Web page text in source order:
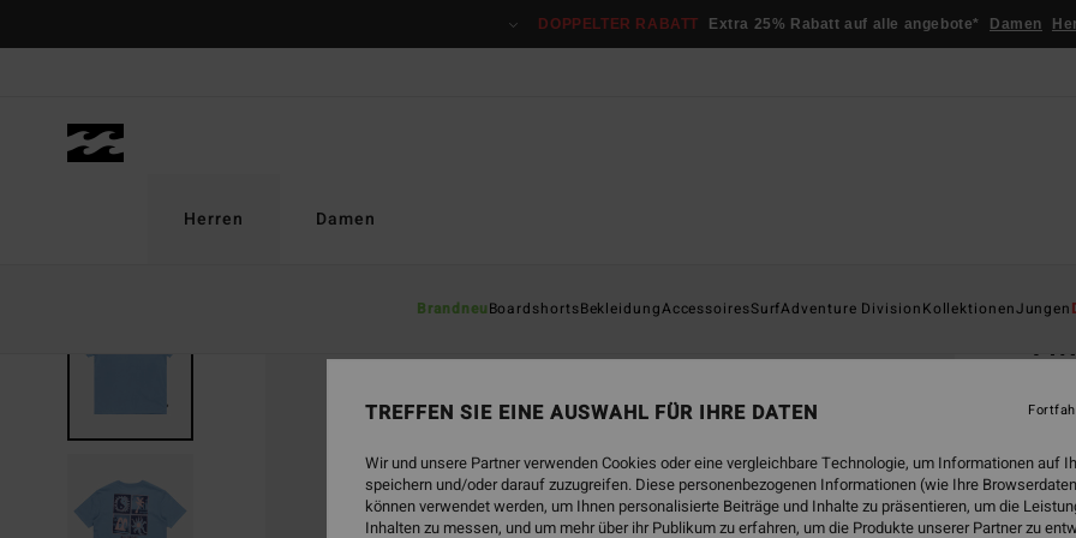
DOPPELTER RABATT Extra 25% Rabatt auf alle angebote* Damen
Herren
BrandneuBoardshortsBekleidungAccessoiresSurfAdventure DivisionKollektionenJungen
Damen
TREFFEN SIE EINE AUSWAHL FÜR IHRE DATEN
Wir und unsere Partner verwenden Cookies oder eine vergleichbare Technologie, um Informationen auf
speichern und/oder darauf zuzugreifen. Diese personenbezogenen Informationen (wie Ihre
können verwendet werden, um Ihnen personalisierte Beiträge und Inhalte zu präsentieren, um die
Inhalten zu messen, und um mehr über ihr Publikum zu erfahren, um die Produkte unserer Partner zu